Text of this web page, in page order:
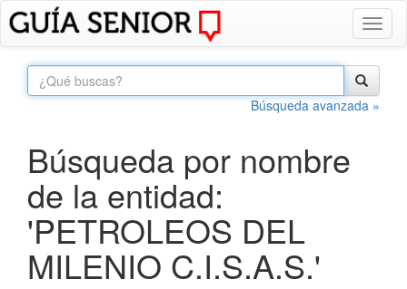
Búsqueda avanzada »
Búsqueda por nombre
de la entidad:
'PETROLEOS DEL
MILENIO C.I.S.A.S.'